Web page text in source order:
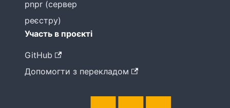
pnpr (сервер
реєстру)
Участь в проєкті
GitHub
Допомогти з перекладом